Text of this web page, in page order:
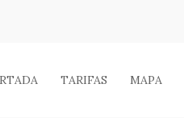
TARIFAS MAPA